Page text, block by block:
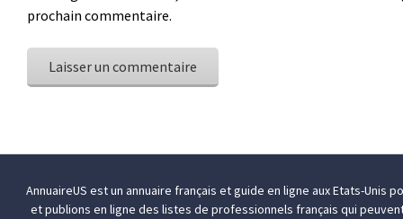
prochain commentaire.
AnnuaireUS est un annuaire français et guide en ligne aux Etats-Unis
et publions en ligne des listes de professionnels français qui